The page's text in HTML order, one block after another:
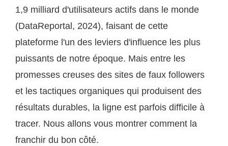
1,9 milliard d'utilisateurs actifs dans le monde
(DataReportal, 2024), faisant de cette
plateforme l'un des leviers d'influence les plus
puissants de notre époque. Mais entre les
promesses creuses des sites de faux followers
et les tactiques organiques qui produisent des
résultats durables, la ligne est parfois difficile à
tracer. Nous allons vous montrer comment la
franchir du bon côté.